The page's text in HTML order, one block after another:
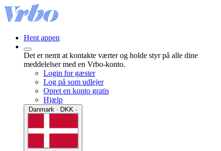
Hent appen
Det er nemt at kontakte værter og holde styr på alle dine
meddelelser med en Vrbo-konto.
Login for gæster
Log på som udlejer
Opret en konto gratis
Hjælp